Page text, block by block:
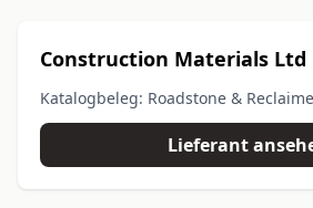
Construction Materials Ltd
Katalogbeleg: Roadstone &
Lieferant